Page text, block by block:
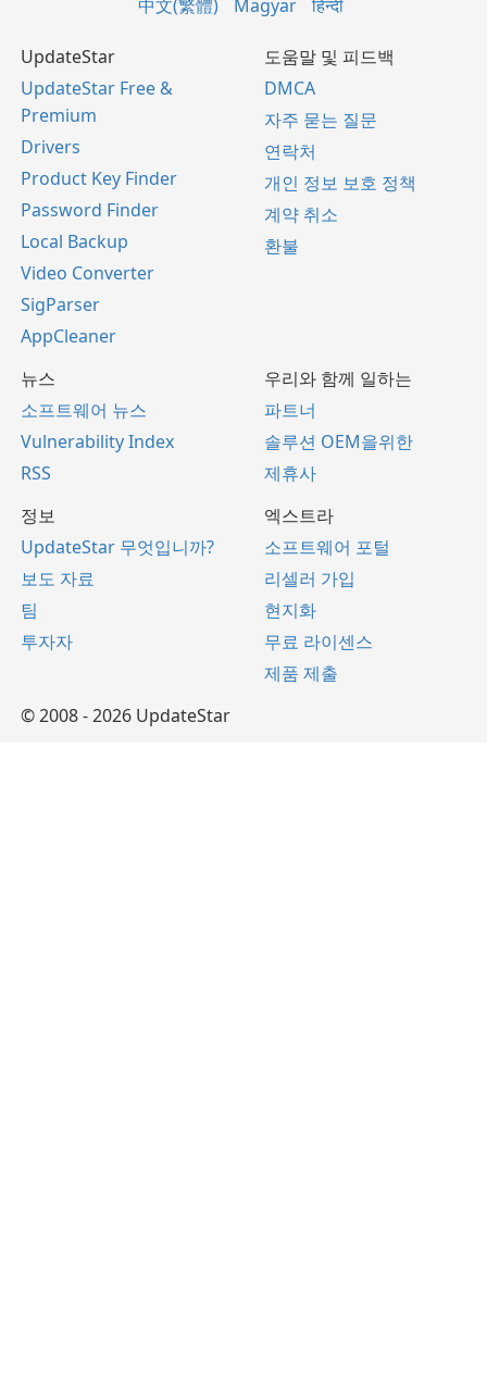
中文(繁體) Magyar हिन्दी
UpdateStar
UpdateStar Free &
Premium
Drivers
Product Key Finder
Password Finder
Local Backup
Video Converter
SigParser
AppCleaner
도움말 및 피드백
DMCA
자주 묻는 질문
연락처
개인 정보 보호 정책
계약 취소
환불
뉴스
소프트웨어 뉴스
Vulnerability Index
RSS
우리와 함께 일하는
파트너
솔루션 OEM을위한
제휴사
정보
UpdateStar 무엇입니까?
보도 자료
팀
투자자
엑스트라
소프트웨어 포털
리셀러 가입
현지화
무료 라이센스
제품 제출
© 2008 - 2026 UpdateStar